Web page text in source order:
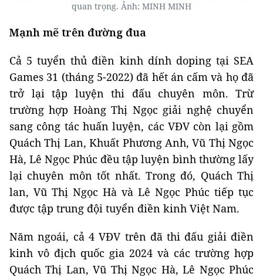
quan trọng. Ảnh: MINH MINH
Mạnh mẽ trên đường đua
Cả 5 tuyển thủ điền kinh dính doping tại SEA
Games 31 (tháng 5-2022) đã hết án cấm và họ đã
trở lại tập luyện thi đấu chuyên môn. Trừ
trường hợp Hoàng Thị Ngọc giải nghệ chuyển
sang công tác huấn luyện, các VĐV còn lại gồm
Quách Thị Lan, Khuất Phương Anh, Vũ Thị Ngọc
Hà, Lê Ngọc Phúc đều tập luyện bình thường lấy
lại chuyên môn tốt nhất. Trong đó, Quách Thị
lan, Vũ Thị Ngọc Hà và Lê Ngọc Phúc tiếp tục
được tập trung đội tuyển điền kinh Việt Nam.
Năm ngoái, cả 4 VĐV trên đã thi đấu giải điền
kinh vô địch quốc gia 2024 và các trường hợp
Quách Thị Lan, Vũ Thị Ngọc Hà, Lê Ngọc Phúc